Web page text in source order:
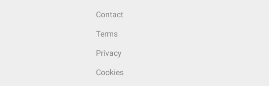
Contact
Terms
Privacy
Cookies